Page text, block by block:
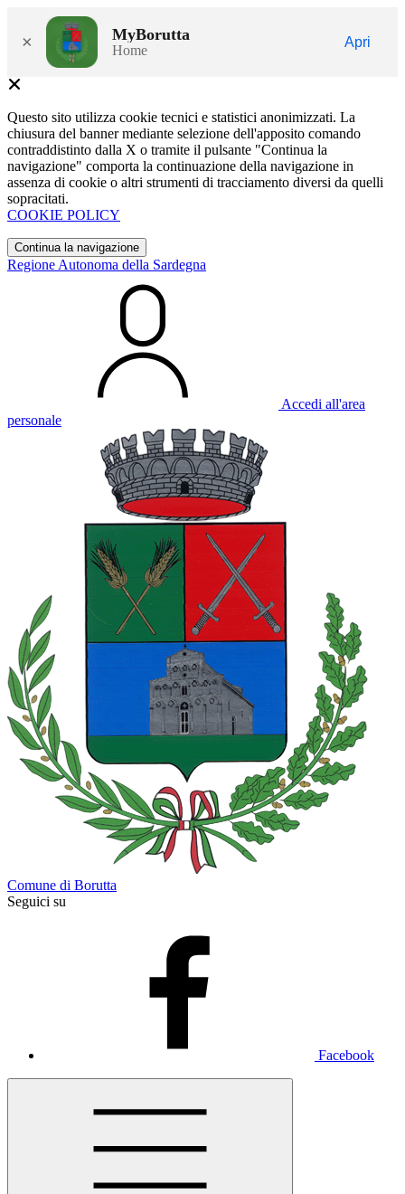
× MyBorutta
Home
Apri
Questo sito utilizza cookie tecnici e statistici anonimizzati. La
chiusura del banner mediante selezione dell'apposito comando
contraddistinto dalla X o tramite il pulsante "Continua la
navigazione" comporta la continuazione della navigazione in
assenza di cookie o altri strumenti di tracciamento diversi da quelli
sopracitati.
COOKIE POLICY
Continua la navigazione
Regione Autonoma della Sardegna
Accedi all'area
personale
Comune di Borutta
Seguici su
Facebook